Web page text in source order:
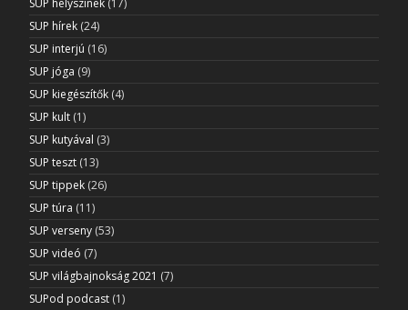
SUP helyszínek (17)
SUP hírek (24)
SUP interjú (16)
SUP jóga (9)
SUP kiegészítők (4)
SUP kult (1)
SUP kutyával (3)
SUP teszt (13)
SUP tippek (26)
SUP túra (11)
SUP verseny (53)
SUP videó (7)
SUP világbajnokság 2021 (7)
SUPod podcast (1)